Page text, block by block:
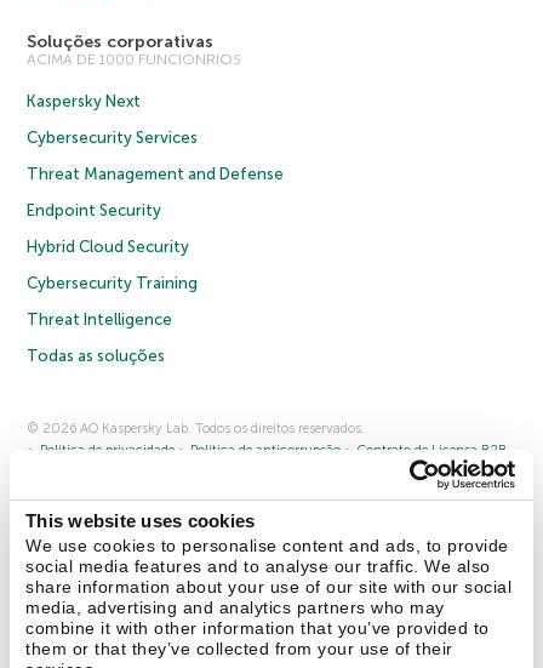
This website uses cookies
We use cookies to personalise content and ads, to provide
social media features and to analyse our traffic. We also
share information about your use of our site with our social
media, advertising and analytics partners who may
combine it with other information that you’ve provided to
them or that they’ve collected from your use of their
Soluções corporativas
ACIMA DE 1000 FUNCIONRIOS
Kaspersky Next
Cybersecurity Services
Threat Management and Defense
Endpoint Security
Hybrid Cloud Security
Cybersecurity Training
Threat Intelligence
Todas as soluções
© 2026 AO Kaspersky Lab. Todos os direitos reservados.
Política de privacidade
Política de anticorrupção
Contrato de Licença B2B
Cookies
Fale conosco Sobre a Kaspersky Parceiros
Comunicado à imprensa
Securelist Eugene Personal Blog